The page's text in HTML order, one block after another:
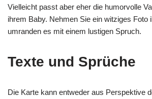
Vielleicht passt aber eher die humorvolle
ihrem Baby. Nehmen Sie ein witziges Foto
umranden es mit einem lustigen Spruch.
Texte und Sprüche
Die Karte kann entweder aus Perspektive